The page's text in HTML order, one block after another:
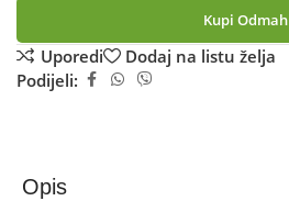
Kupi Odmah
Uporedi
Dodaj na listu želja
Podijeli:
Opis